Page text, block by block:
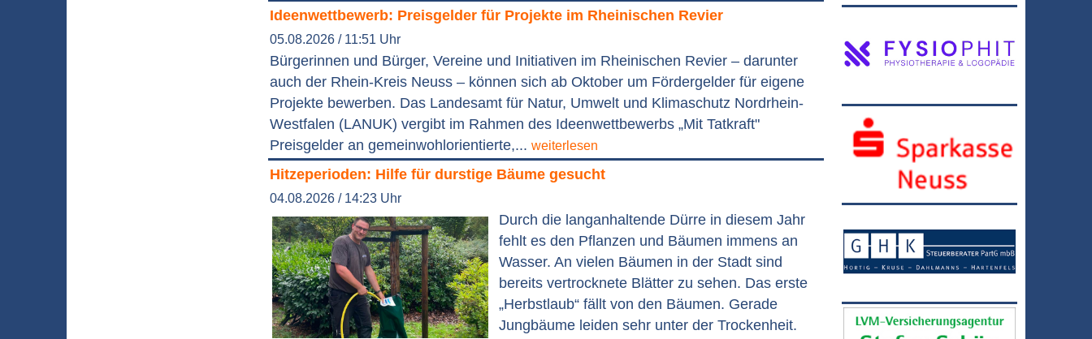
Ideenwettbewerb: Preisgelder für Projekte im Rheinischen Revier
05.08.2026 / 11:51 Uhr
Bürgerinnen und Bürger, Vereine und Initiativen im Rheinischen Revier – darunter
auch der Rhein-Kreis Neuss – können sich ab Oktober um Fördergelder für eigene
Projekte bewerben. Das Landesamt für Natur, Umwelt und Klimaschutz Nordrhein-
Westfalen (LANUK) vergibt im Rahmen des Ideenwettbewerbs „Mit Tatkraft"
Preisgelder an gemeinwohlorientierte,... weiterlesen
Hitzeperioden: Hilfe für durstige Bäume gesucht
04.08.2026 / 14:23 Uhr
Durch die langanhaltende Dürre in diesem Jahr
fehlt es den Pflanzen und Bäumen immens an
Wasser. An vielen Bäumen in der Stadt sind
bereits vertrocknete Blätter zu sehen. Das erste
„Herbstlaub“ fällt von den Bäumen. Gerade
Jungbäume leiden sehr unter der Trockenheit.